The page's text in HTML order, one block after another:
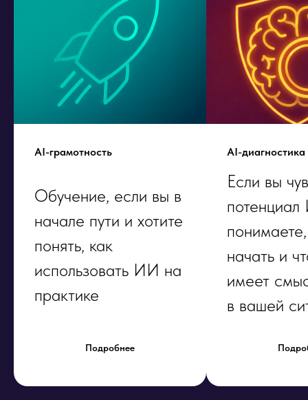
AI-грамотность
Обучение, если вы в
начале пути и хотите
понять, как
использовать ИИ на
практике
Подробнее
AI-диагностика
Если вы
начать и
имеет
в вашей